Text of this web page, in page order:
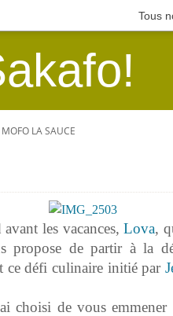
Tous
MOFO LA SAUCE
les vacances,Lova,
propose de partir à la
ce défi culinaire initié par
choisi de vous